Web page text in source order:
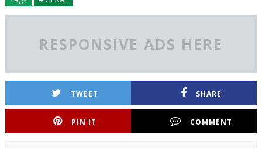
RESPONSIVE ADS HERE
TWEET SHARE
PIN IT COMMENT